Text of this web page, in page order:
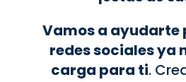
Vamos a ayudarte
redes sociales ya
carga para ti.